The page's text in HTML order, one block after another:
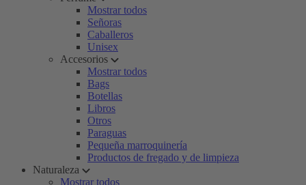
Mostrar todos
Señoras
Caballeros
Unisex
Accesorios
Mostrar todos
Bags
Botellas
Libros
Otros
Paraguas
Pequeña marroquinería
Productos de fregado y de limpieza
Naturaleza
Mostrar todos